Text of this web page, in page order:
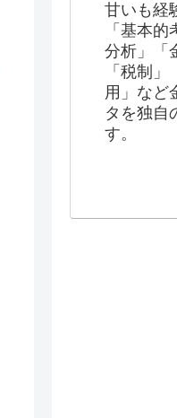
甘いも経
「基本
分析」「
「税制
用」など
タを独自
す。